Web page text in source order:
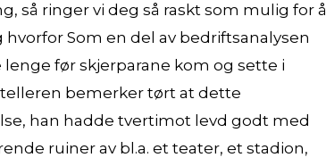
så ringer vi deg så raskt som mulig for å
Som en del av bedriftsanalysen
før skjerparane kom og sette i
bemerker tørt at dette
han hadde tvertimot levd godt med
ruiner av bl.a. et teater, et stadion,